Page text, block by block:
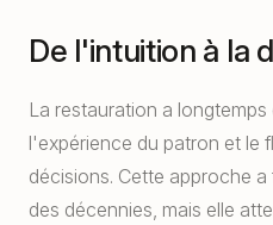
De l'intuition à la
La restauration a
l'expérience du patron et le
décisions. Cette approche
des décennies, mais elle